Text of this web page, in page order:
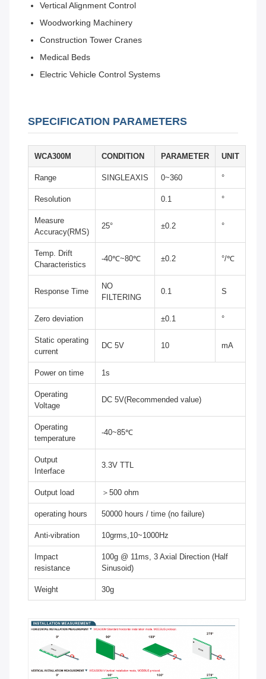
Vertical Alignment Control
Woodworking Machinery
Construction Tower Cranes
Medical Beds
Electric Vehicle Control Systems
SPECIFICATION PARAMETERS
WCA300M CONDITION PARAMETER UNIT
Range SINGLEAXIS 0~360 °
Resolution 0.1 °
Measure
Accuracy(RMS)
25° ±0.2 °
Temp. Drift
Characteristics
-40℃~80℃ ±0.2 °/℃
Response Time
NO
FILTERING
0.1 S
Zero deviation ±0.1 °
Static operating
current
DC 5V 10 mA
Power on time 1s
Operating
Voltage
DC 5V(Recommended value)
Operating
temperature
-40~85℃
Output
Interface
3.3V TTL
Output load ＞500 ohm
operating hours 50000 hours / time (no failure)
Anti-vibration 10grms,10~1000Hz
Impact
resistance
100g @ 11ms, 3 Axial Direction (Half
Sinusoid)
Weight 30g